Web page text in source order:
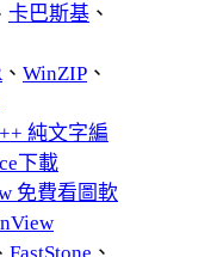
卡巴斯基 、
、 WinZIP 、
純文字編
下載
免費看圖軟